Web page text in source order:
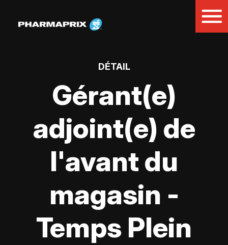
DÉTAIL
Gérant(e)
adjoint(e) de
l'avant du
magasin -
Temps Plein